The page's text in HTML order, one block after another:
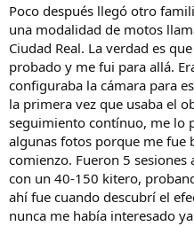
Poco después llegó otro
una modalidad de motos
Ciudad Real. La verdad es
probado y me fui para allá.
configuraba la cámara para
la primera vez que usaba el
seguimiento contínuo, me lo
algunas fotos porque me fue
comienzo. Fueron 5
con un 40-150 kitero,
ahí fue cuando descubrí el
nunca me había interesado